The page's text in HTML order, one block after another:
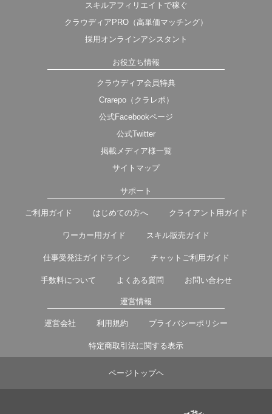
スキルアフィリエイトで稼ぐ
クラウディアPRO（高単価マッチング）
採用オンラインアシスタント
お役立ち情報
クラウディア会員特典
Crarepo（クラレポ）
公式Facebookページ
公式Twitter
掲載メディア様一覧
サイトマップ
サポート
ご利用ガイド はじめての方へ クライアント用ガイド
ワーカー用ガイド スキル販売ガイド
仕事受発注ガイドライン チャットご利用ガイド
手数料について よくある質問 お問い合わせ
運営情報
運営会社 利用規約 プライバシーポリシー
特定商取引法に関する表示
ページトップヘ